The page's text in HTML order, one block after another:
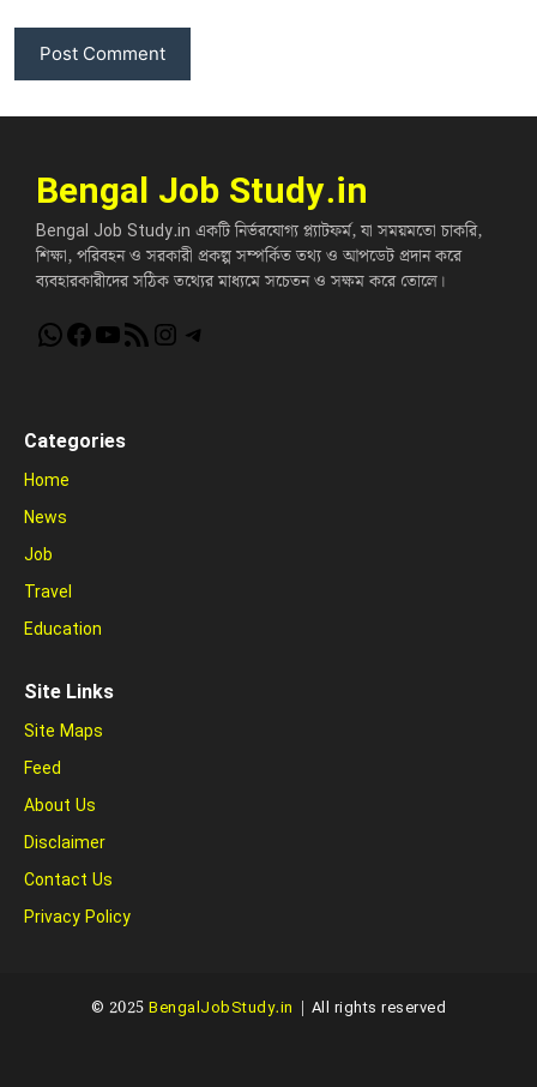
Bengal Job Study.in
Bengal Job Study.in একটি নির্ভরযোগ্য প্ল্যাটফর্ম, যা সময়মতো চাকরি,
শিক্ষা, পরিবহন ও সরকারী প্রকল্প সম্পর্কিত তথ্য ও আপডেট প্রদান করে
ব্যবহারকারীদের সঠিক তথ্যের মাধ্যমে সচেতন ও সক্ষম করে তোলে।
WhatsApp
Facebook
YouTube
RSS FeedInstagram
Telegram
Categories
Home
News
Job
Travel
Education
Site Links
Site Maps
Feed
About Us
Disclaimer
Contact Us
Privacy Policy
© 2025BengalJobStudy.in | All rights reserved